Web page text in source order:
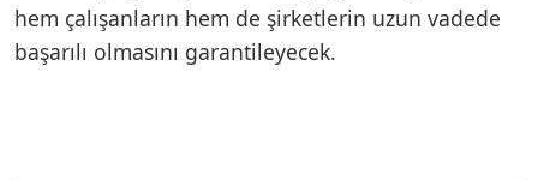
hem çalışanların hem de şirketlerin uzun vadede
başarılı olmasını garantileyecek.